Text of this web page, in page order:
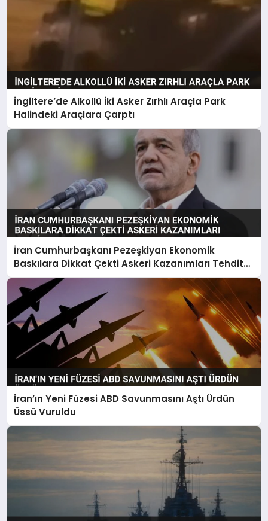
İngiltere’de Alkollü İki Asker Zırhlı Araçla Park
Halindeki Araçlara Çarptı
İran Cumhurbaşkanı Pezeşkiyan Ekonomik
Baskılara Dikkat Çekti Askeri Kazanımları Tehdit
Uyarısı
İran’ın Yeni Füzesi ABD Savunmasını Aştı Ürdün
Üssü Vuruldu